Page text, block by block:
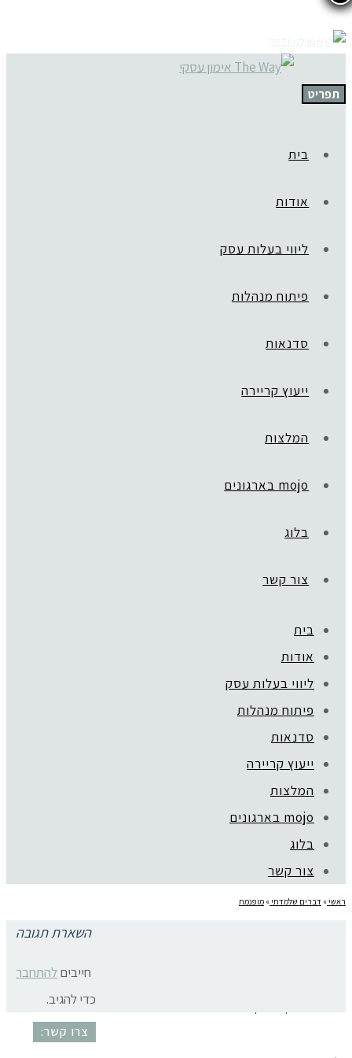
תפריט
בית
אודות
ליווי בעלות עסק
פיתוח מנהלות
סדנאות
ייעוץ קריירה
המלצות
mojo בארגונים
בלוג
צור קשר
בית
אודות
ליווי בעלות עסק
פיתוח מנהלות
סדנאות
ייעוץ קריירה
המלצות
mojo בארגונים
בלוג
צור קשר
ראשי » דברים שלמדתי » מופנמת
השארת תגובה
חייביםלהתחבר
כדי להגיב.
צרו קשר:
קהילת סלוניקי 1, תל אביב |
© כל הזכויות שמורות לגלית שול |
נסטיה פייביש| ביצוע:zivuch